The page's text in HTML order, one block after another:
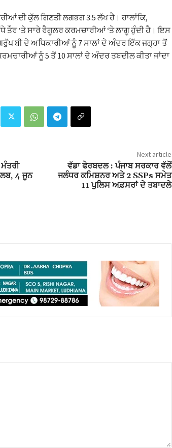
ਦੀ ਕੁੱਲ ਗਿਣਤੀ ਲਗਭਗ 3.5 ਲੱਖ ਹੈ। ਹਾਲਾਂਕਿ,
ਤੌਰ ‘ਤੇ ਸਾਰੇ ਰੈਗੂਲਰ ਕਰਮਚਾਰੀਆਂ ‘ਤੇ ਲਾਗੂ ਹੁੰਦੀ ਹੈ। ਇਸ
ਬੀ ਦੇ ਅਧਿਕਾਰੀਆਂ ਨੂੰ 7 ਸਾਲਾਂ ਦੇ ਅੰਦਰ ਇੱਕ ਜਗ੍ਹਾ ਤੋਂ
ਨੂੰ 5 ਤੋਂ 10 ਸਾਲਾਂ ਦੇ ਅੰਦਰ ਤਬਦੀਲ ਕੀਤਾ ਜਾਂਦਾ
4 ਜੂਨ
Next article
ਵੱਡਾ ਫੇਰਬਦਲ : ਪੰਜਾਬ ਸਰਕਾਰ ਵੱਲੋਂ
ਜਲੰਧਰ ਕ‍ਮਿਸ਼ਨਰ ਅਤੇ 2 SSPs ਸਮੇਤ
11 ਪੁਲਿਸ ਅਫ਼ਸਰਾਂ ਦੇ ਤਬਾਦਲੇ